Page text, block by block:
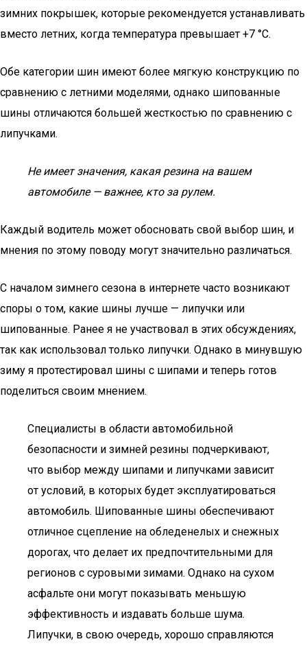
зимних покрышек, которые рекомендуется устанавливать
вместо летних, когда температура превышает +7 °C.
Обе категории шин имеют более мягкую конструкцию по
сравнению с летними моделями, однако шипованные
шины отличаются большей жесткостью по сравнению с
липучками.
Не имеет значения, какая резина на вашем
автомобиле — важнее, кто за рулем.
Каждый водитель может обосновать свой выбор шин, и
мнения по этому поводу могут значительно различаться.
С началом зимнего сезона в интернете часто возникают
споры о том, какие шины лучше — липучки или
шипованные. Ранее я не участвовал в этих обсуждениях,
так как использовал только липучки. Однако в минувшую
зиму я протестировал шины с шипами и теперь готов
поделиться своим мнением.
Специалисты в области автомобильной
безопасности и зимней резины подчеркивают,
что выбор между шипами и липучками зависит
от условий, в которых будет эксплуатироваться
автомобиль. Шипованные шины обеспечивают
отличное сцепление на обледенелых и снежных
дорогах, что делает их предпочтительными для
регионов с суровыми зимами. Однако на сухом
асфальте они могут показывать меньшую
эффективность и издавать больше шума.
Липучки, в свою очередь, хорошо справляются